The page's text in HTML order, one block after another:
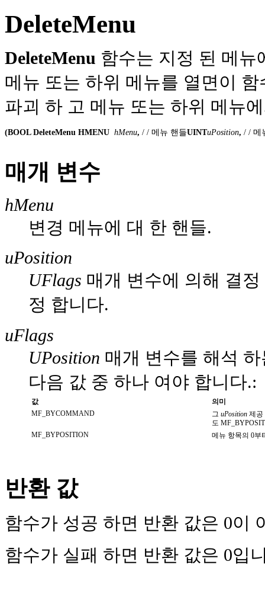
DeleteMenu
DeleteMenu 함수는 지정 된 메뉴
메뉴 또는 하위 메뉴를 열면이
파괴 하 고 메뉴 또는 하위 메뉴
(BOOL DeleteMenu HMENU hMenu, / / 메뉴 핸들UINTuPosition, / / 메
매개 변수
hMenu
변경 메뉴에 대 한 핸들.
uPosition
UFlags 매개 변수에 의해 결
정 합니다.
uFlags
UPosition 매개 변수를 해석
다음 값 중 하나 여야 합니다.:
값
의미
MF_BYCOMMAND
그 uPosition 제공
도
MF_BYPOSITION
메뉴 항목의 0부
반환 값
함수가 성공 하면 반환 값은 0이
함수가 실패 하면 반환 값은 0입